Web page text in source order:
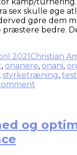
sex skulle øge
gøre dem
præstere bedre.
2021Christian
, onanere, onani,
, styrketræning,
og